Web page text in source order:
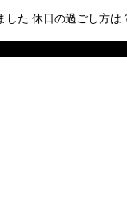
た 休日の過ごし方